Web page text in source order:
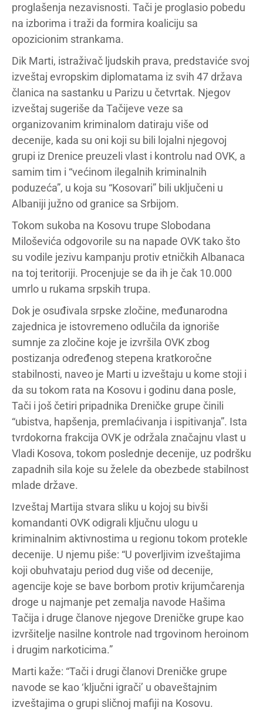
proglašenja nezavisnosti. Tači je proglasio pobedu
na izborima i traži da formira koaliciju sa
opozicionim strankama.
Dik Marti, istraživač ljudskih prava, predstaviće svoj
izveštaj evropskim diplomatama iz svih 47 država
članica na sastanku u Parizu u četvrtak. Njegov
izveštaj sugeriše da Tačijeve veze sa
organizovanim kriminalom datiraju više od
decenije, kada su oni koji su bili lojalni njegovoj
grupi iz Drenice preuzeli vlast i kontrolu nad OVK, a
samim tim i “većinom ilegalnih kriminalnih
poduzeća”, u koja su “Kosovari” bili uključeni u
Albaniji južno od granice sa Srbijom.
Tokom sukoba na Kosovu trupe Slobodana
Miloševića odgovorile su na napade OVK tako što
su vodile jezivu kampanju protiv etničkih Albanaca
na toj teritoriji. Procenjuje se da ih je čak 10.000
umrlo u rukama srpskih trupa.
Dok je osuđivala srpske zločine, međunarodna
zajednica je istovremeno odlučila da ignoriše
sumnje za zločine koje je izvršila OVK zbog
postizanja određenog stepena kratkoročne
stabilnosti, naveo je Marti u izveštaju u kome stoji i
da su tokom rata na Kosovu i godinu dana posle,
Tači i još četiri pripadnika Dreničke grupe činili
“ubistva, hapšenja, premlaćivanja i ispitivanja”. Ista
tvrdokorna frakcija OVK je održala značajnu vlast u
Vladi Kosova, tokom poslednje decenije, uz podršku
zapadnih sila koje su želele da obezbede stabilnost
mlade države.
Izveštaj Martija stvara sliku u kojoj su bivši
komandanti OVK odigrali ključnu ulogu u
kriminalnim aktivnostima u regionu tokom protekle
decenije. U njemu piše: “U poverljivim izveštajima
koji obuhvataju period dug više od decenije,
agencije koje se bave borbom protiv krijumčarenja
droge u najmanje pet zemalja navode Hašima
Tačija i druge članove njegove Dreničke grupe kao
izvršitelje nasilne kontrole nad trgovinom heroinom
i drugim narkoticima.”
Marti kaže: “Tači i drugi članovi Dreničke grupe
navode se kao ‘ključni igrači’ u obaveštajnim
izveštajima o grupi sličnoj mafiji na Kosovu.